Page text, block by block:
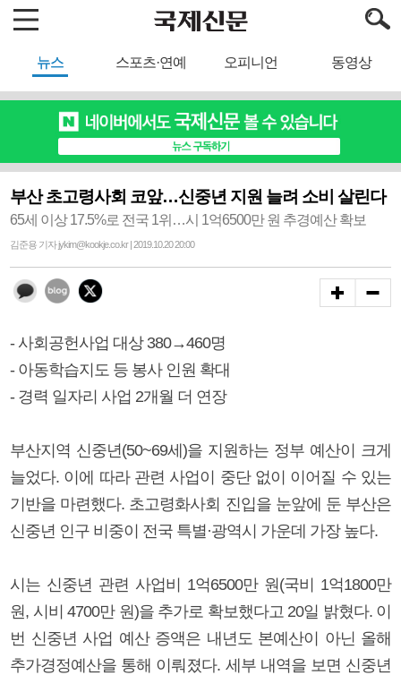
뉴스 스포츠·연예 오피니언 동영상
부산 초고령사회 코앞…신중년 지원 늘려 소비 살린다
65세 이상 17.5%로 전국 1위…시 1억6500만 원 추경예산 확보
김준용 기자 jykim@kookje.co.kr | 2019.10.20 20:00
- 사회공헌사업 대상 380→460명
- 아동학습지도 등 봉사 인원 확대
- 경력 일자리 사업 2개월 더 연장
부산지역 신중년(50~69세)을 지원하는 정부 예산이 크게
늘었다. 이에 따라 관련 사업이 중단 없이 이어질 수 있는
기반을 마련했다. 초고령화사회 진입을 눈앞에 둔 부산은
신중년 인구 비중이 전국 특별·광역시 가운데 가장 높다.
시는 신중년 관련 사업비 1억6500만 원(국비 1억1800만
원, 시비 4700만 원)을 추가로 확보했다고 20일 밝혔다. 이
번 신중년 사업 예산 증액은 내년도 본예산이 아닌 올해
추가경정예산을 통해 이뤄졌다. 세부 내역을 보면 신중년